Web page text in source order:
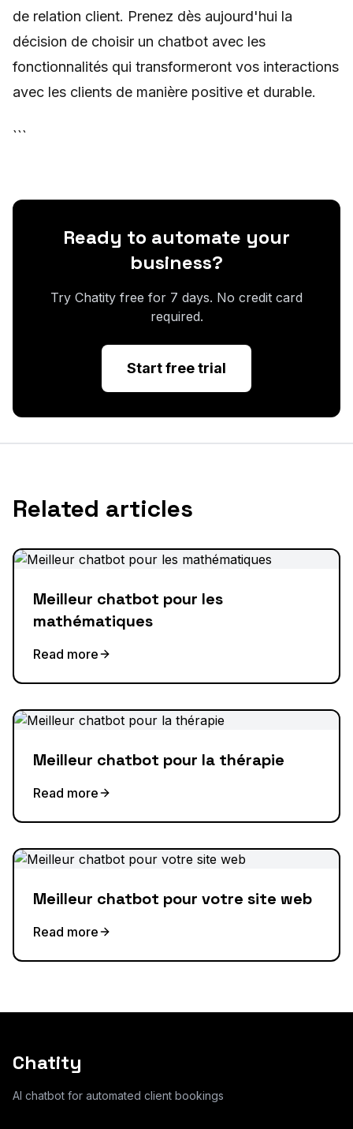
de relation client. Prenez dès aujourd'hui la
décision de choisir un chatbot avec les
fonctionnalités qui transformeront vos interactions
avec les clients de manière positive et durable.
```
Ready to automate your
business?
Try Chatity free for 7 days. No credit card
required.
Start free trial
Related articles
Meilleur chatbot pour les
mathématiques
Read more
Meilleur chatbot pour la thérapie
Read more
Meilleur chatbot pour votre site web
Read more
Chatity
AI chatbot for automated client bookings